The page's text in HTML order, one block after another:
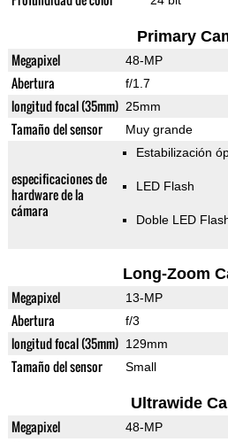
Primary
Megapixel 48-MP
Abertura f/1.7
longitud focal (35mm) 25mm
Tamaño del sensor Muy grande
especificaciones de
hardware de la
cámara
Estabilización
LED Flash
Doble LED
Long-Zoom
Megapixel 13-MP
Abertura f/3
longitud focal (35mm) 129mm
Tamaño del sensor Small
Ultrawide
Megapixel 48-MP